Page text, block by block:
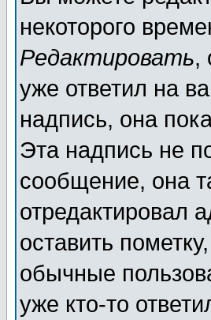
некоторого
Редактировать,
уже ответил на
надпись, она
Эта надпись не
сообщение, она
отредактировал
оставить
обычные
уже кто-то